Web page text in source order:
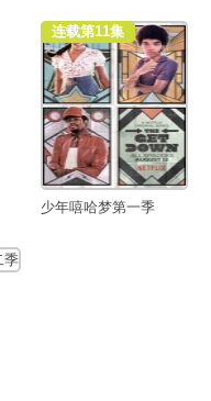
连载第11集
少年嘻哈梦第一季